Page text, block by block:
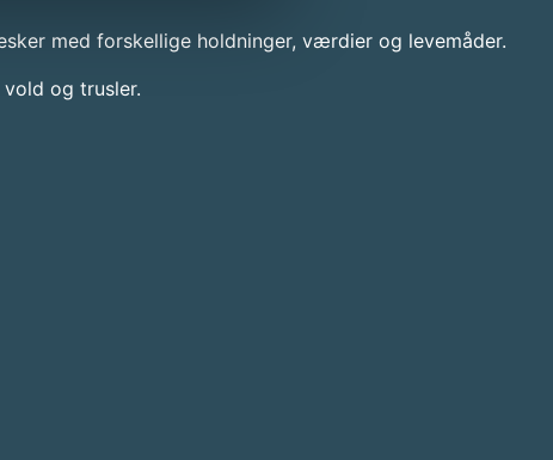
med forskellige holdninger, værdier og levemåder.
og trusler.​